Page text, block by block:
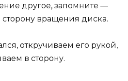
другое, запомните —
сторону вращения диска.
откручиваем его рукой,
в сторону.